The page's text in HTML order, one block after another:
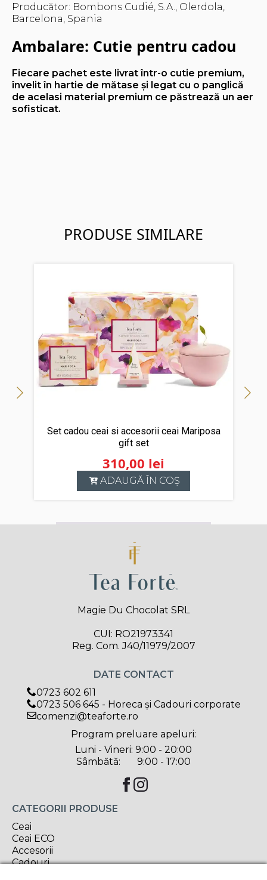
Producător: Bombons Cudié, S.A., Olerdola,
Barcelona, Spania
Ambalare: Cutie pentru cadou
Fiecare pachet este livrat într-o cutie premium,
învelit în hartie de mătase și legat cu o panglică
de acelasi material premium ce păstrează un aer
sofisticat.
PRODUSE SIMILARE
Set cadou ceai si accesorii ceai Mariposa
gift set
310,00 lei
ADAUGĂ ÎN COȘ
Magie Du Chocolat SRL
CUI: RO21973341
Reg. Com. J40/11979/2007
CATEGORII PRODUSE
Ceai
Ceai ECO
Accesorii
Cadouri
DATE CONTACT
0723 602 611
0723 506 645 - Horeca și Cadouri corporate
comenzi@teaforte.ro
Program preluare apeluri:
Luni - Vineri: 9:00 - 20:00
Sâmbătă: 9:00 - 17:00